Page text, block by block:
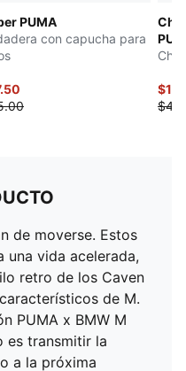
PUMA
con capucha para
de moverse. Estos
una vida acelerada,
retro de los Caven
de M.
PUMA x BMW M
es transmitir la
a la próxima